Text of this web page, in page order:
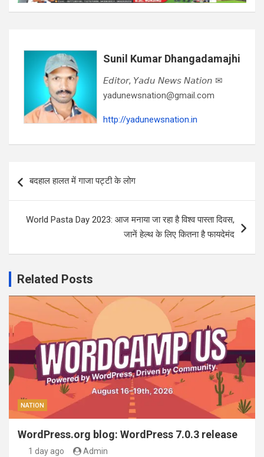
Sunil Kumar Dhangadamajhi
𝘌𝘥𝘪𝘵𝘰𝘳, 𝘠𝘢𝘥𝘶 𝘕𝘦𝘸𝘴 𝘕𝘢𝘵𝘪𝘰𝘯 ✉
yadunewsnation@gmail.com
http://yadunewsnation.in
navigation
बदहाल हालत में गाजा पट्टी के लोग
World Pasta Day 2023: आज मनाया जा रहा है विश्व पास्ता दिवस,
जानें हेल्थ के लिए कितना है फायदेमंद
Related Posts
NATION
WordPress.org blog: WordPress 7.0.3 release
1 day ago Admin